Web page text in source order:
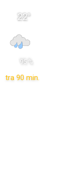
tra 90 min.
22°
95 %